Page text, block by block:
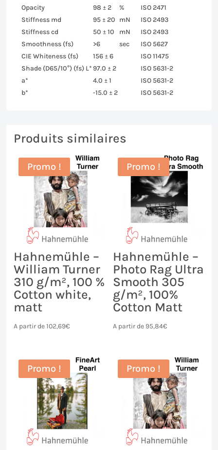
Opacity
98 ± 2 %
ISO 2471
Stiffness md
95 ± 20 mN
ISO 2493
Stiffness cd
50 ± 10 mN
ISO 2493
Smoothness (fs)
>6 sec
ISO 5627
CIE Whiteness (fs)
156 ± 6
ISO 11475
Shade (D65/10°) (fs) L* 97.0 ± 2
ISO 5631-2
a*
4.0 ± 1
ISO 5631-2
b*
-15.0 ± 2 ISO 5631-2
Produits similaires
Promo !
Hahnemühle –
William Turner
310 g/m², 100 %
Cotton white,
matt
A partir de102,69€
Promo !
Hahnemühle –
Photo Rag Ultra
Smooth 305
g/m², 100%
Cotton Matt
A partir de 95,84€
Promo ! Promo !